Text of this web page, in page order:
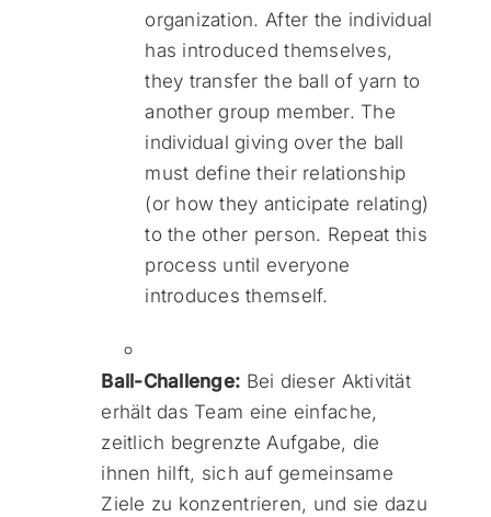
organization. After the individual
has introduced themselves,
they transfer the ball of yarn to
another group member. The
individual giving over the ball
must define their relationship
(or how they anticipate relating)
to the other person. Repeat this
process until everyone
introduces themself.
Ball-Challenge: Bei dieser Aktivität
erhält das Team eine einfache,
zeitlich begrenzte Aufgabe, die
ihnen hilft, sich auf gemeinsame
Ziele zu konzentrieren, und sie dazu